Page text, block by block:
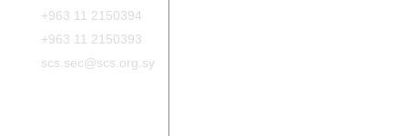
+963 11 2150394
+963 11 2150393
scs.sec@scs.org.sy